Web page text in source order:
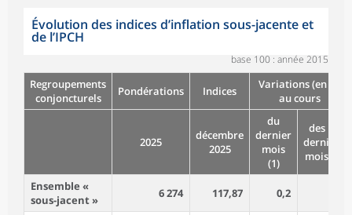
Évolution des indices d’inflation sous-jacente et
de l’IPCH
base 100 : année 2015
Regroupements
conjoncturels
Pondérations Indices
Variations (en %)
au cours
2025
décembre
2025
du
dernier
mois
(1)
des 12
derniers
mois (2)
Ensemble «
sous-jacent »
6 274 117,87 0,2